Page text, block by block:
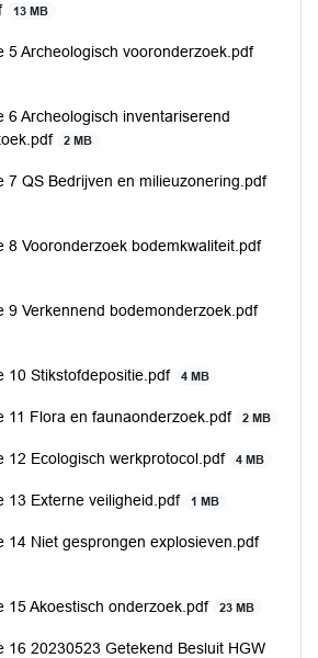
13 MB
5 Archeologisch vooronderzoek.pdf
6 Archeologisch inventariserend
2 MB
7 QS Bedrijven en milieuzonering.pdf
8 Vooronderzoek bodemkwaliteit.pdf
9 Verkennend bodemonderzoek.pdf
10 Stikstofdepositie.pdf 4 MB
11 Flora en faunaonderzoek.pdf 2 MB
12 Ecologisch werkprotocol.pdf 4 MB
13 Externe veiligheid.pdf 1 MB
14 Niet gesprongen explosieven.pdf
15 Akoestisch onderzoek.pdf 23 MB
16 20230523 Getekend Besluit HGW